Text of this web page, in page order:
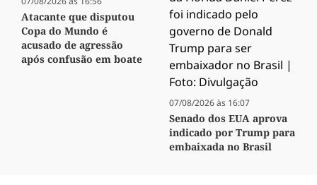
Atacante que disputou
Copa do Mundo é
acusado de agressão
após confusão em boate
07/08/2026 às 16:07
Senado dos EUA aprova
indicado por Trump para
embaixada no Brasil